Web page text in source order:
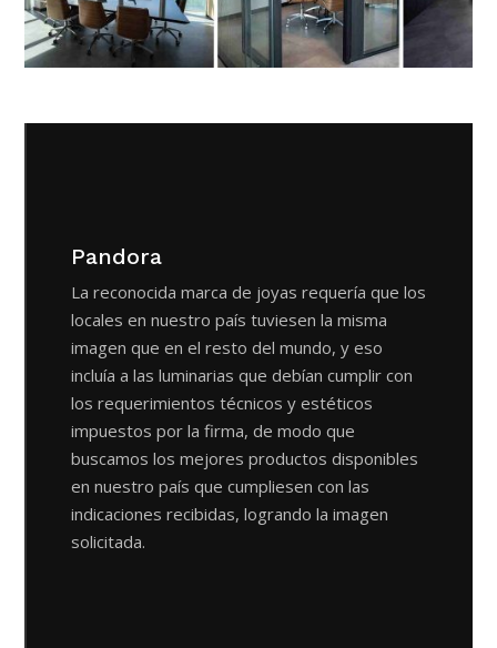
Pandora
La reconocida marca de joyas requería que los
locales en nuestro país tuviesen la misma
imagen que en el resto del mundo, y eso
incluía a las luminarias que debían cumplir con
los requerimientos técnicos y estéticos
impuestos por la firma, de modo que
buscamos los mejores productos disponibles
en nuestro país que cumpliesen con las
indicaciones recibidas, logrando la imagen
solicitada.